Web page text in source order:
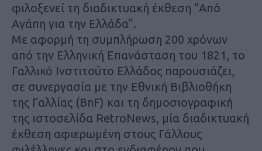
φιλοξενεί τη διαδικτυακή έκθεση “Από
Αγάπη για την Ελλάδα”.
Mε αφορμή τη συμπλήρωση 200 χρόνων
από την Ελληνική Επανάσταση του 1821, το
Γαλλικό Ινστιτούτο Ελλάδος παρουσιάζει,
σε συνεργασία με την Εθνική Βιβλιοθήκη
της Γαλλίας (BnF) και τη δημοσιογραφική
της ιστοσελίδα RetroNews, μία διαδικτυακή
έκθεση αφιερωμένη στους Γάλλους